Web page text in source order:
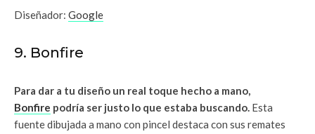
Diseñador: Google
9. Bonfire
Para dar a tu diseño un real toque hecho a mano,
Bonfire podría ser justo lo que estaba buscando. Esta
fuente dibujada a mano con pincel destaca con sus remates